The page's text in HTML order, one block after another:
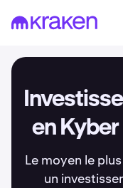
en
Le moyen le
un